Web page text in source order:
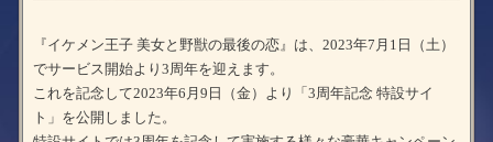
『イケメン王子 美女と野獣の最後の恋』は、2023年7月1日（土）
でサービス開始より3周年を迎えます。
これを記念して2023年6月9日（金）より「3周年記念 特設サイ
ト」を公開しました。